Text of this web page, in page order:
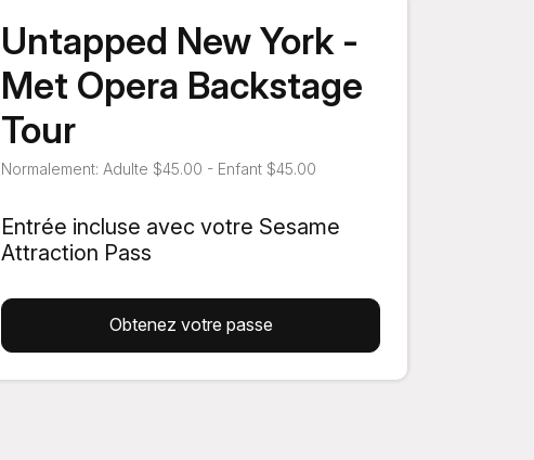
Untapped New York -
Met Opera Backstage
Tour
Normalement: Adulte $45.00 - Enfant $45.00
Entrée incluse avec votre Sesame
Attraction Pass
Obtenez votre passe